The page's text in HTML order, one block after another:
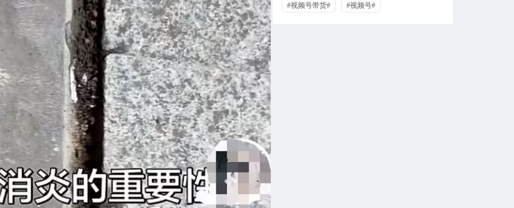
#视频号带货# #视频号#